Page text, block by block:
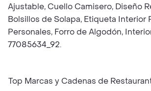
Ajustable, Cuello Camisero, Diseño
Bolsillos de Solapa, Etiqueta Interior
Personales, Forro de Algodón,
77085634_92.
Top Marcas y Cadenas de